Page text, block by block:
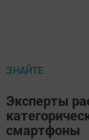
ЗНАЙТЕ
Эксперты
смартфоны